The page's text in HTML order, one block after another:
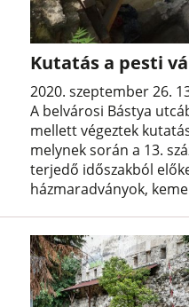
Kutatás a pesti
2020. szeptember 26.
A belvárosi Bástya
mellett végeztek
melynek során a 13.
terjedő időszakból
házmaradványok,